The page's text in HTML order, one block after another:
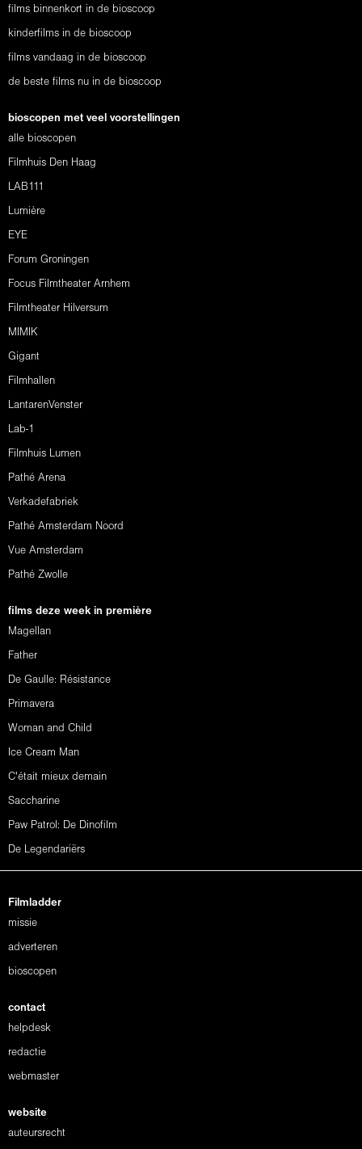
films binnenkort in de bioscoop
kinderfilms in de bioscoop
films vandaag in de bioscoop
de beste films nu in de bioscoop
bioscopen met veel voorstellingen
alle bioscopen
Filmhuis Den Haag
LAB111
Lumière
EYE
Forum Groningen
Focus Filmtheater Arnhem
Filmtheater Hilversum
MIMIK
Gigant
Filmhallen
LantarenVenster
Lab-1
Filmhuis Lumen
Pathé Arena
Verkadefabriek
Pathé Amsterdam Noord
Vue Amsterdam
Pathé Zwolle
films deze week in première
Magellan
Father
De Gaulle: Résistance
Primavera
Woman and Child
Ice Cream Man
C'était mieux demain
Saccharine
Paw Patrol: De Dinofilm
De Legendariërs
Filmladder
missie
adverteren
bioscopen
contact
helpdesk
redactie
webmaster
website
auteursrecht